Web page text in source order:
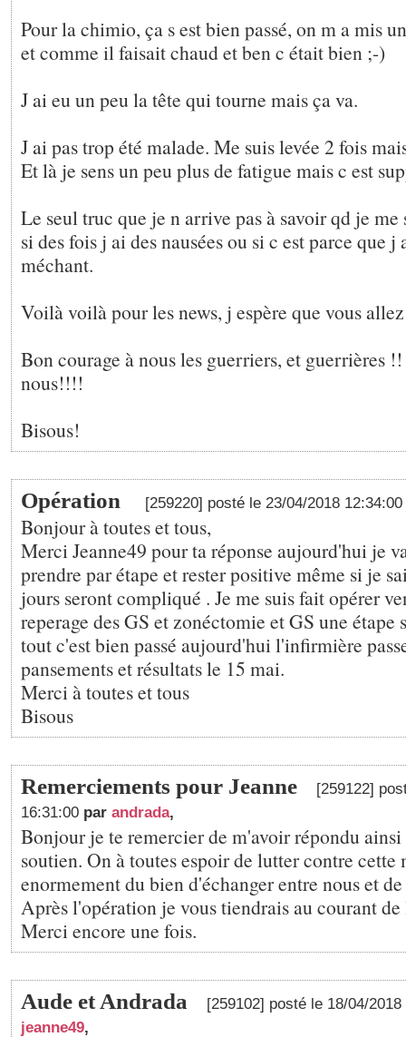
Pour la chimio, ça s est bien passé, on m a mis
et comme il faisait chaud et ben c était bien ;-)
J ai eu un peu la tête qui tourne mais ça va.
J ai pas trop été malade. Me suis levée 2 fois
Et là je sens un peu plus de fatigue mais c est
Le seul truc que je n arrive pas à savoir qd je me
si des fois j ai des nausées ou si c est parce que
méchant.
Voilà voilà pour les news, j espère que vous
Bon courage à nous les guerriers, et guerrières
nous!!!!
Bisous!
Opération [259220] posté le 23/04/2018 12:34:00
Bonjour à toutes et tous,
Merci Jeanne49 pour ta réponse aujourd'hui je
prendre par étape et rester positive même si je
jours seront compliqué . Je me suis fait opérer
reperage des GS et zonéctomie et GS une étape
tout c'est bien passé aujourd'hui l'infirmière
pansements et résultats le 15 mai.
Merci à toutes et tous
Bisous
Remerciements pour Jeanne
[259122]
16:31:00 par andrada,
Bonjour je te remercier de m'avoir répondu
soutien. On à toutes espoir de lutter contre cette
enormement du bien d'échanger entre nous et
Après l'opération je vous tiendrais au courant de
Merci encore une fois.
Aude et Andrada
[259102] posté le 18/04/
jeanne49,